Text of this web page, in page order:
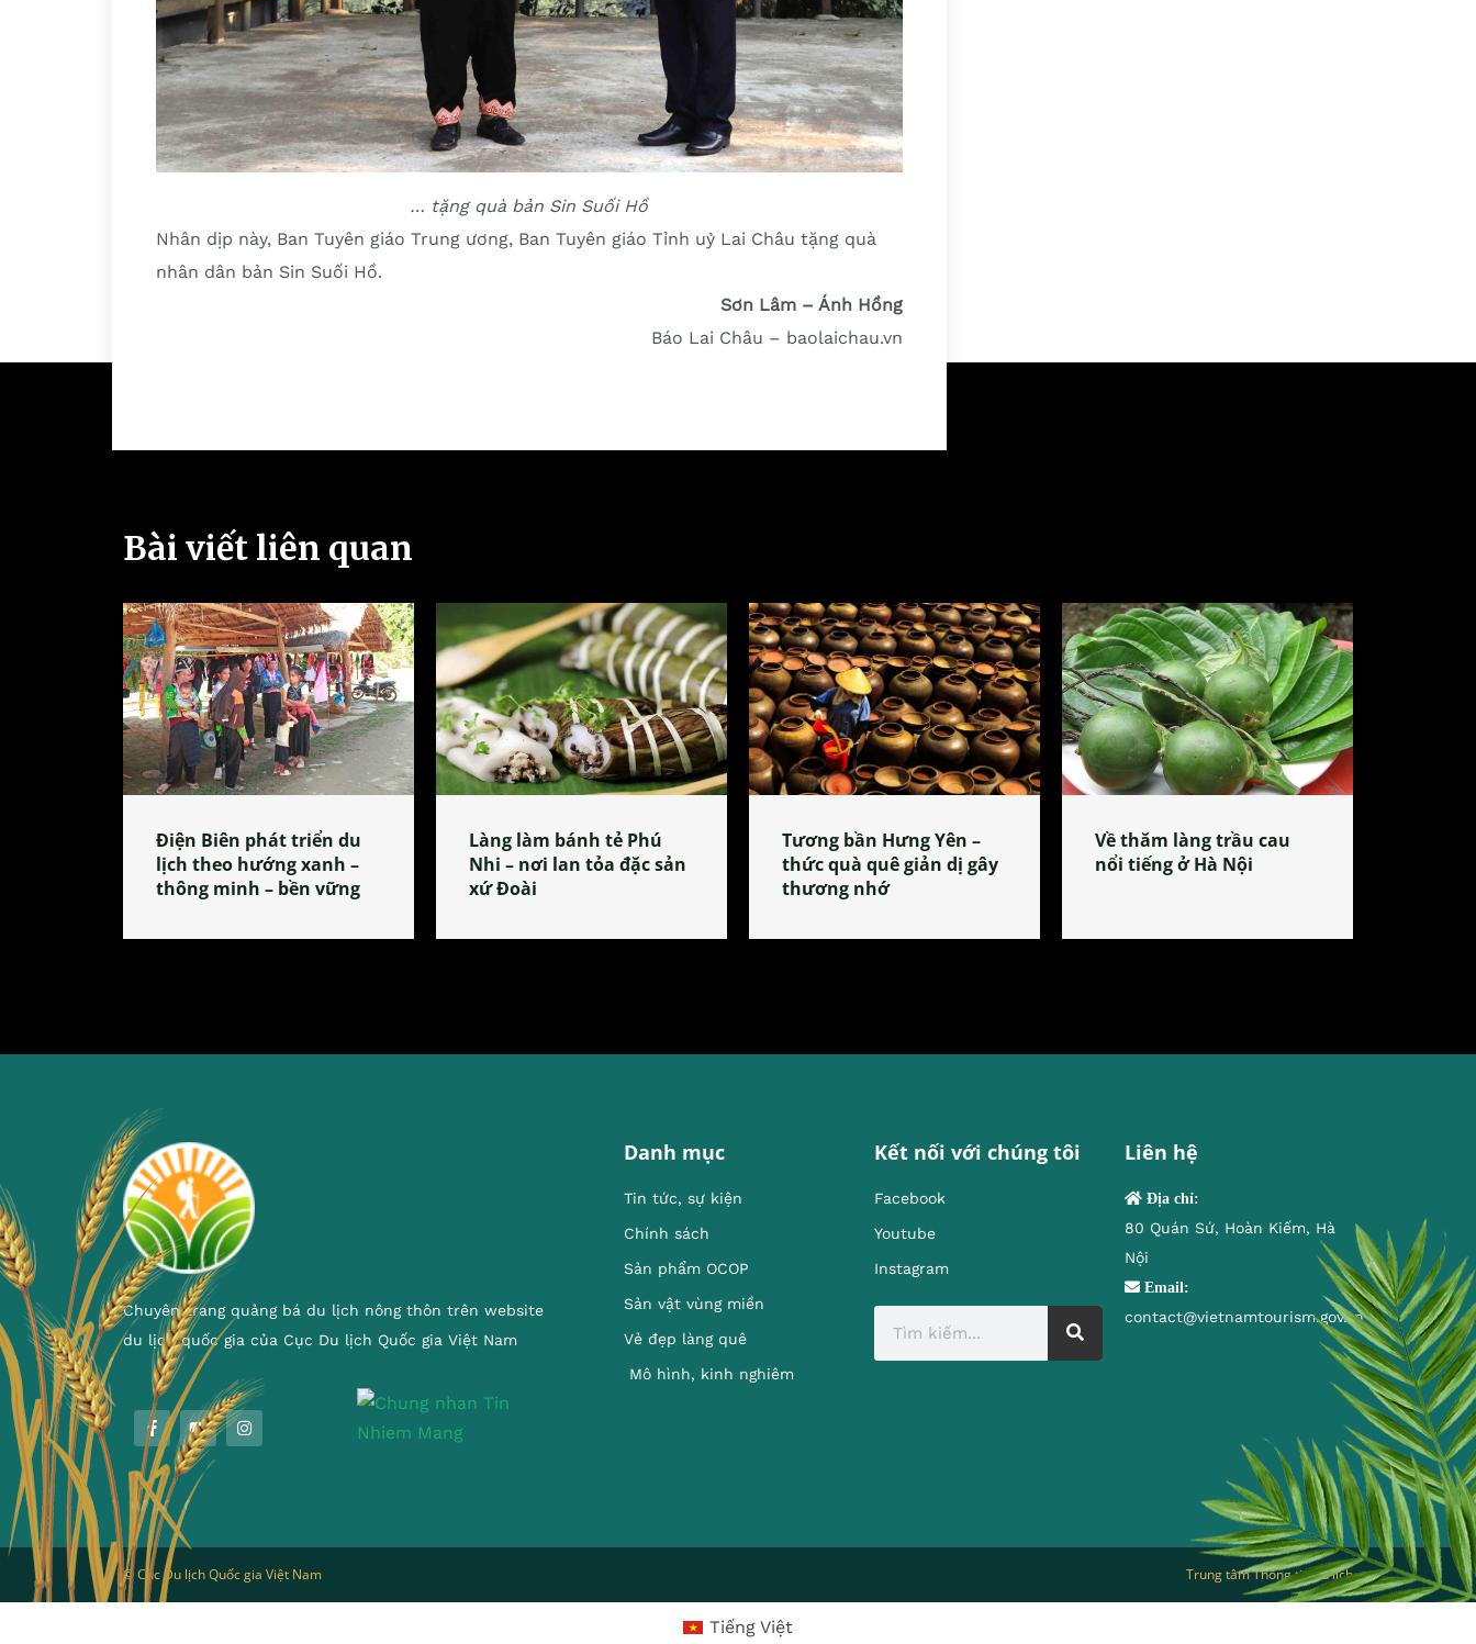
… tặng quà bản Sin Suối Hồ
Nhân dịp này, Ban Tuyên giáo Trung ương, Ban Tuyên giáo Tỉnh uỷ Lai Châu tặng quà
nhân dân bản Sin Suối Hồ.
Sơn Lâm – Ánh Hồng
Báo Lai Châu – baolaichau.vn
Bài viết liên quan
Điện Biên phát triển du
lịch theo hướng xanh –
thông minh – bền vững
Làng làm bánh tẻ Phú
Nhi – nơi lan tỏa đặc sản
xứ Đoài
Tương bần Hưng Yên –
thức quà quê giản dị gây
thương nhớ
Về thăm làng trầu cau
nổi tiếng ở Hà Nội
Chuyên trang quảng bá du lịch nông thôn trên website
du lịch quốc gia của Cục Du lịch Quốc gia Việt Nam
Danh mục
Tin tức, sự kiện
Chính sách
Sản phẩm OCOP
Sản vật vùng miền
Vẻ đẹp làng quê
Mô hình, kinh nghiêm
Kết nối với chúng tôi
Facebook
Youtube
Instagram
Liên hệ
Địa chỉ:
80 Quán Sứ, Hoàn Kiếm, Hà
Nội
Email:
contact@vietnamtourism.gov.vn
© Cục Du lịch Quốc gia Việt Nam Trung tâm Thông tin du lịch
Tiếng Việt